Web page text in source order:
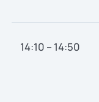
14:10 – 14:50